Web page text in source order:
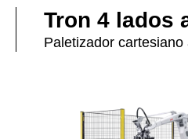
Tron 4 lados
Paletizador